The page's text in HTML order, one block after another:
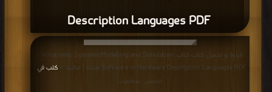
Description Languages PDF
قراءة و تحميل كتاب كتاب Mechatronic Systems,Modelling and Simulation:
Software in Hardware Description Languages PDF مجانا | مكتبة >
كتب في
التحميل : مرة/مرات